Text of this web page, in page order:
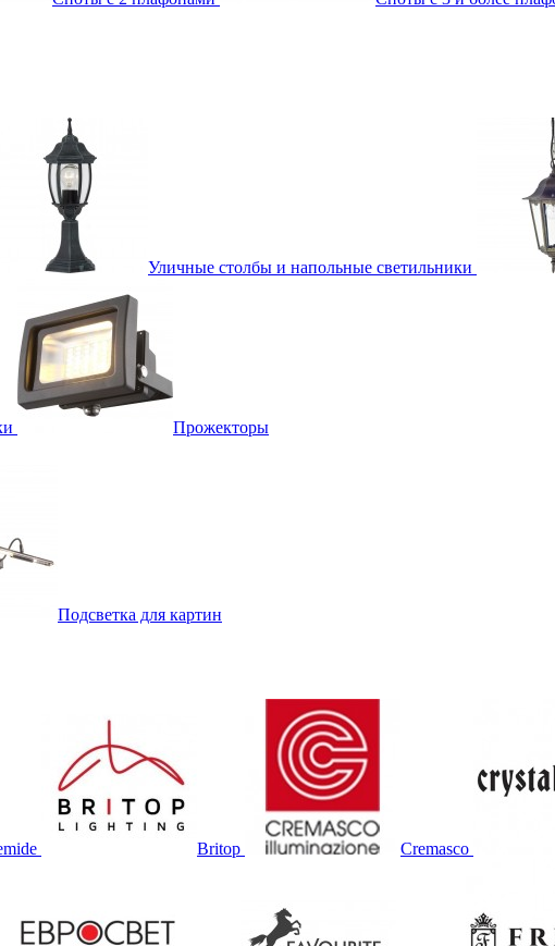
Уличные столбы и напольные светильники
Прожекторы
Подсветка для картин
Britop Cremasco